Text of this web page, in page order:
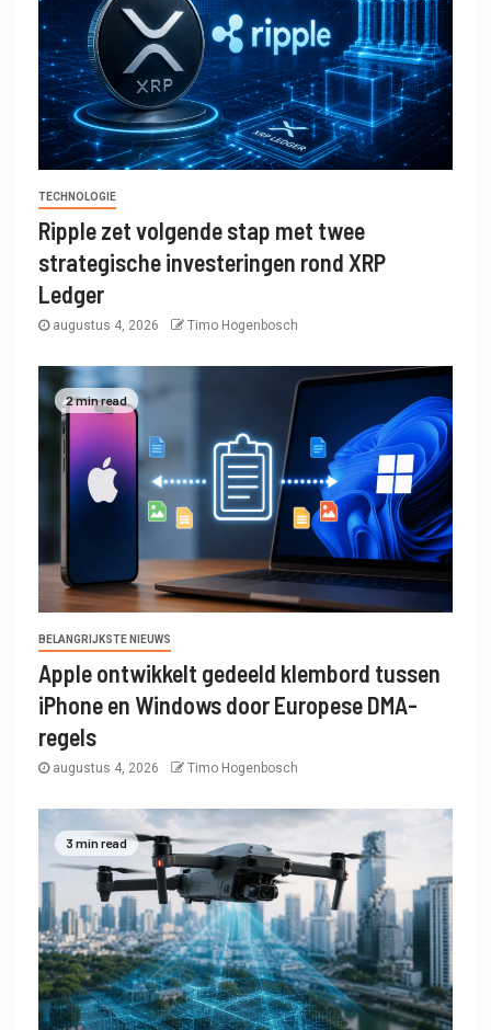
TECHNOLOGIE
Ripple zet volgende stap met twee
strategische investeringen rond XRP
Ledger
augustus 4, 2026 Timo Hogenbosch
2 min read
BELANGRIJKSTE NIEUWS
Apple ontwikkelt gedeeld klembord tussen
iPhone en Windows door Europese DMA-
regels
augustus 4, 2026 Timo Hogenbosch
3 min read